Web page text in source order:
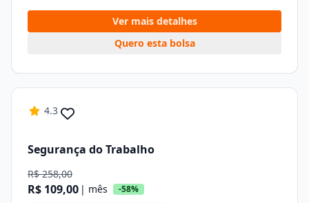
Ver mais detalhes
Quero esta bolsa
4.3
Segurança do Trabalho
R$ 258,00
R$ 109,00 | mês -58%